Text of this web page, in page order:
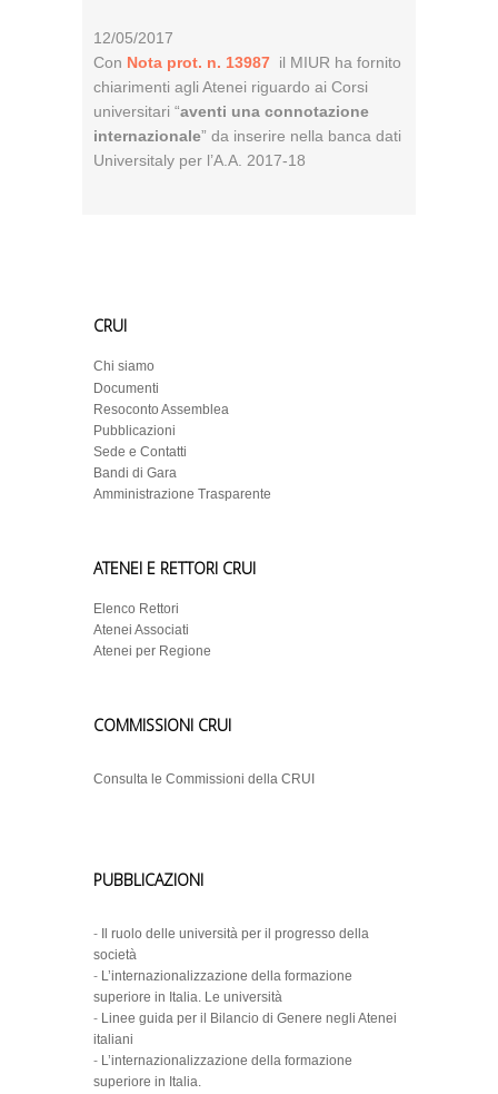
12/05/2017
Con Nota prot. n. 13987 il MIUR ha fornito
chiarimenti agli Atenei riguardo ai Corsi
universitari “aventi una connotazione
internazionale” da inserire nella banca dati
Universitaly per l’A.A. 2017-18
CRUI
Chi siamo
Documenti
Resoconto Assemblea
Pubblicazioni
Sede e Contatti
Bandi di Gara
Amministrazione Trasparente
ATENEI E RETTORI CRUI
Elenco Rettori
Atenei Associati
Atenei per Regione
COMMISSIONI CRUI
Consulta le Commissioni della CRUI
PUBBLICAZIONI
-
Il ruolo delle università per il progresso della
società
- L’internazionalizzazione della formazione
superiore in Italia. Le università
- Linee guida per il Bilancio di Genere negli Atenei
italiani
- L’internazionalizzazione della formazione
superiore in Italia.